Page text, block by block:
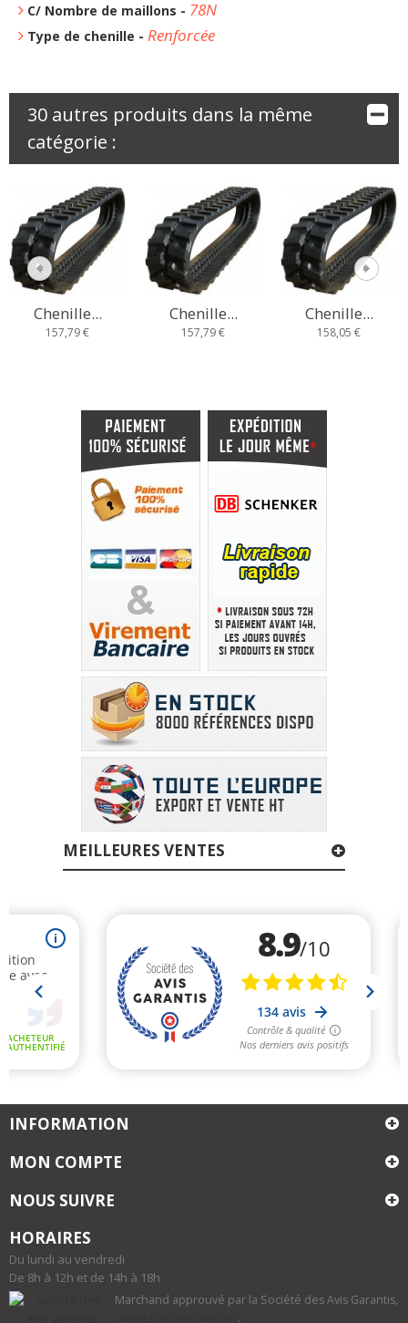
C/ Nombre de maillons - 78N
Type de chenille - Renforcée
30 autres produits dans la même
catégorie :
Chenille...
157,79 €
Chenille...
157,79 €
Chenille...
158,05 €
MEILLEURES VENTES
INFORMATION
MON COMPTE
NOUS SUIVRE
HORAIRES
Du lundi au vendredi
De 8h à 12h et de 14h à 18h
Marchand approuvé par la Société des Avis Garantis,
.